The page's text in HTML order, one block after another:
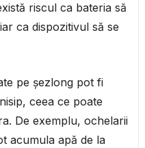
riscul ca bateria să
ca dispozitivul să se
pe șezlong pot fi
ceea ce poate
De exemplu, ochelarii
acumula apă de la